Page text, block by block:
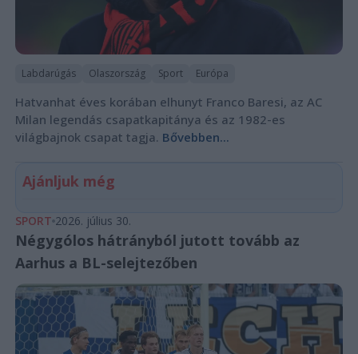
Labdarúgás Olaszország Sport Európa
Hatvanhat éves korában elhunyt Franco Baresi, az AC
Milan legendás csapatkapitánya és az 1982-es
világbajnok csapat tagja. Bővebben...
Ajánljuk még
SPORT 2026. július 30.
Négygólos hátrányból jutott tovább az
Aarhus a BL-selejtezőben